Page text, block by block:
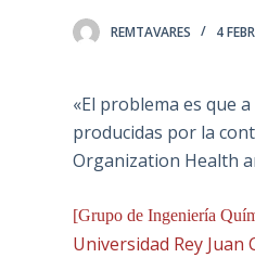
REMTAVARES 4
«El problema es que
producidas por la
Organization Health
[Grupo de Ingeniería
Universidad Rey Juan